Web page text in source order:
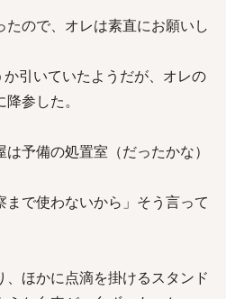
ので、オレは素直にお願いし
引いていたようだが、オレの
参した。
予備の処置室（だったかな）
まで使わないから」そう言って
ほかに点滴を掛けるスタンド